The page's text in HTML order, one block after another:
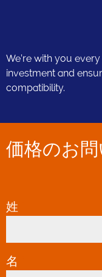
We’re with you
investment and
compatibility.
価格のお
姓
名